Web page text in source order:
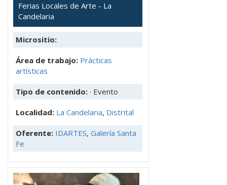
Ferias Locales de Arte - La
Candelaria
Micrositio:
Área de trabajo: Prácticas
artísticas
Tipo de contenido: · Evento
Localidad: La Candelaria, Distrital
Oferente: IDARTES, Galería Santa
Fe